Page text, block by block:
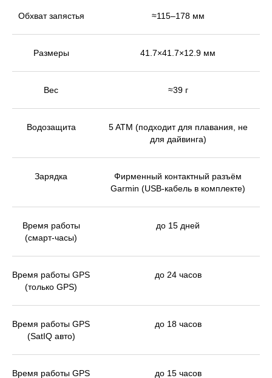
COACH ПОМОГУТ ВАМ СДЕЛАТЬ ТО,
ЧЕГО ВЫ НИКОГДА НЕ ДЕЛАЛИ? С
УМНЫМИ ЧАСАМИ FORERUNNER
265 | 265S ВЫ УВИДИТЕ КАЖДУЮ
ИНФОРМАЦИЮ, ВЫСВЕЧЕННУЮ НА
ЦВЕТНОМ СЕНСОРНОМ ДИСПЛЕЕ
AMOLED. ГОТОВЬТЕСЬ СТАТЬ
ЛУЧШЕ ДЛЯ НЕГО.
ПЛАНИРУЙТЕ СВОЮ СТРАТЕГИЮ
С GARMIN COACH,
ЕЖЕДНЕВНЫМИ
Обхват запястья ≈115–178 мм
Размеры 41.7×41.7×12.9 мм
Вес ≈39 г
Водозащита
5 ATM (подходит для плавания, не
для дайвинга)
Зарядка
Фирменный контактный разъём
Garmin (USB-кабель в комплекте)
Время работы
(смарт-часы)
до 15 дней
Время работы GPS
(только GPS)
до 24 часов
Время работы GPS
(SatIQ авто)
до 18 часов
Время работы GPS
до 15 часов